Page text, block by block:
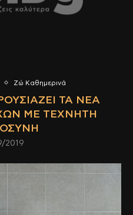
Ζώ Καθημερινά
ΤΑ ΝΈΑ
ΜΕ ΤΕΧΝΗΤΉ
2019